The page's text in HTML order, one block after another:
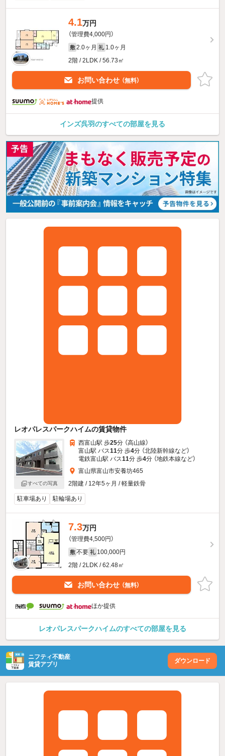
4.1万円
（管理費4,000円）
敷 2.0ヶ月 礼 1.0ヶ月
2階 / 2LDK / 56.73㎡
お問い合わせ （無料）
提供
インズ呉羽のすべての部屋を見る
レオパレスパークハイムの賃貸物件
すべての写真
西富山駅 歩25分 （高山線）
富山駅 バス11分 歩4分 （北陸新幹線など）
電鉄富山駅 バス11分 歩4分 （地鉄本線など）
富山県富山市安養坊465
2階建 / 12年5ヶ月 / 軽量鉄骨
駐車場あり 駐輪場あり
7.3万円
（管理費4,500円）
敷 不要 礼 100,000円
2階 / 2LDK / 62.48㎡
お問い合わせ （無料）
ほか提供
レオパレスパークハイムのすべての部屋を見る
ニフティ不動産
賃貸アプリ
ダウンロード